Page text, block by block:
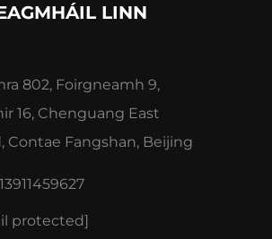
LINN
802, Foirgneamh 9,
16, Chenguang East
Contae Fangshan, Beijing
protected]